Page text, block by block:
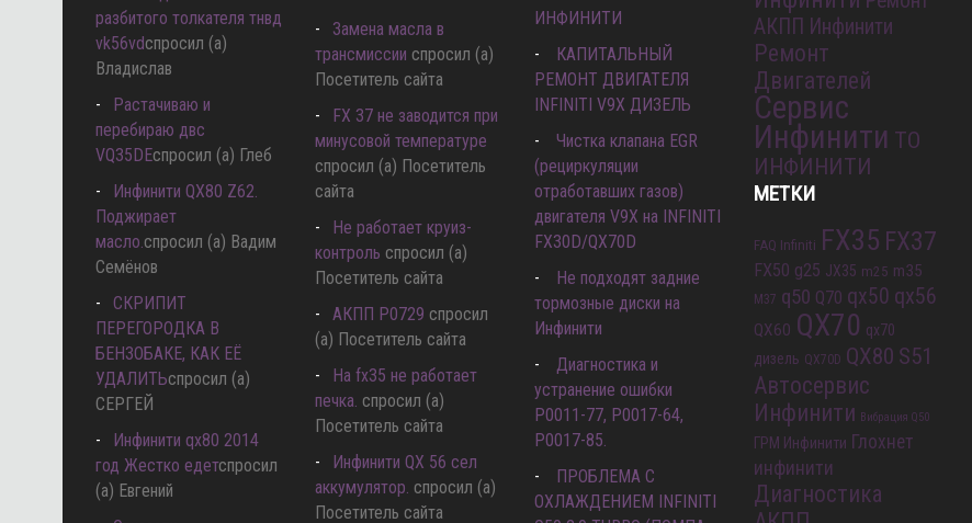
разбитого толкателя тнвд
vk56vdспросил (а)
Владислав
Растачиваю и
перебираю двс
VQ35DEспросил (а) Глеб
Инфинити QX80 Z62.
Поджирает
масло.спросил (а) Вадим
Семёнов
СКРИПИТ
ПЕРЕГОРОДКА В
БЕНЗОБАКЕ, КАК ЕЁ
УДАЛИТЬспросил (а)
СЕРГЕЙ
Инфинити qx80 2014
год Жестко едетспросил
(а) Евгений
Замена масла в
трансмиссии спросил (а)
Посетитель сайта
FX 37 не заводится при
минусовой температуре
спросил (а) Посетитель
сайта
Не работает круиз-
контроль спросил (а)
Посетитель сайта
АКПП P0729 спросил
(а) Посетитель сайта
Hа fx35 не работает
печка. спросил (а)
Посетитель сайта
Инфинити QX 56 сел
аккумулятор. спросил (а)
Посетитель сайта
ИНФИНИТИ
КАПИТАЛЬНЫЙ
РЕМОНТ ДВИГАТЕЛЯ
INFINITI V9X ДИЗЕЛЬ
Чистка клапана EGR
(рециркуляции
отработавших газов)
двигателя V9X на INFINITI
FX30D/QX70D
Не подходят задние
тормозные диски на
Инфинити
Диагностика и
устранение ошибки
Р0011-77, P0017-64,
P0017-85.
ПРОБЛЕМА С
ОХЛАЖДЕНИЕМ INFINITI
АКПП Инфинити
Ремонт
Двигателей
Сервис
Инфинити ТО
ИНФИНИТИ
МЕТКИ
FAQ Infiniti FX35 FX37
FX50 g25 JX35 m25 m35
M37 q50 Q70 qx50 qx56
QX60 QX70 qx70
дизель QX70D QX80 S51
Автосервис
Инфинити Вибрация Q50
ГРМ Инфинити Глохнет
инфинити
Диагностика